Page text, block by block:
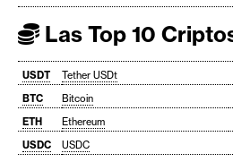
Las Top 10
USDT Tether USDt
BTC
Bitcoin
ETH
Ethereum
USDC
USDC